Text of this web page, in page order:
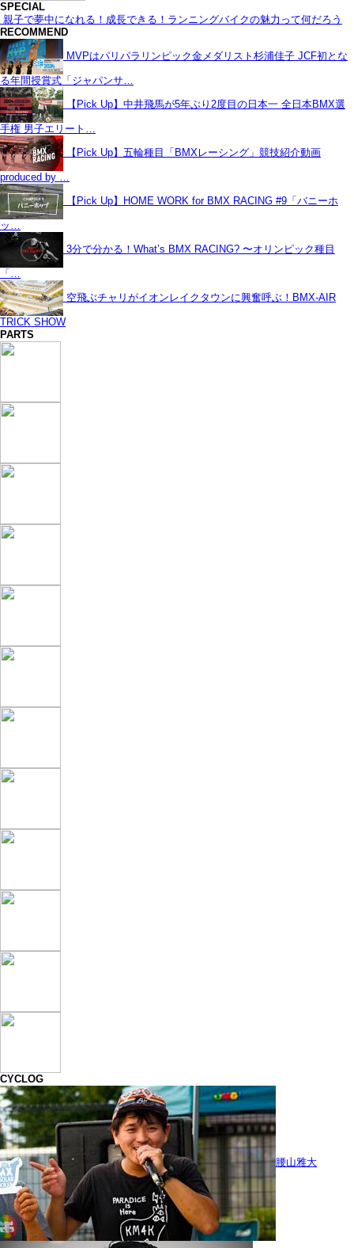
SPECIAL
親子で夢中になれる！成長できる！ランニングバイクの魅力って何だろう
RECOMMEND
MVPはパリパラリンピック金メダリスト杉浦佳子 JCF初とな
る年間授賞式「ジャパンサ…
【Pick Up】中井飛馬が5年ぶり2度目の日本一 全日本BMX選
手権 男子エリート…
【Pick Up】五輪種目「BMXレーシング」競技紹介動画
produced by …
【Pick Up】HOME WORK for BMX RACING #9「バニーホ
ッ…
3分で分かる！What’s BMX RACING? 〜オリンピック種目
「…
空飛ぶチャリがイオンレイクタウンに興奮呼ぶ！BMX-AIR
TRICK SHOW
PARTS
CYCLOG
腰山雅大